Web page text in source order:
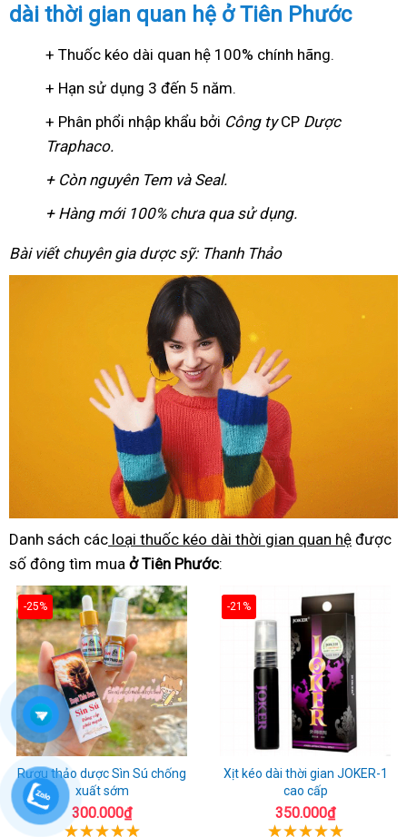
dài thời gian quan hệ ở Tiên Phước
+ Thuốc kéo dài quan hệ 100% chính hãng.
+ Hạn sử dụng 3 đến 5 năm.
+ Phân phổi nhập khẩu bởi Công tyCP Dược
Traphaco.
+ Còn nguyên Tem và Seal.
+ Hàng mới 100% chưa qua sử dụng.
Bài viết chuyên gia dược sỹ: Thanh Thảo
Danh sách các loại thuốc kéo dài thời gian quan hệ được
số đông tìm mua ở Tiên Phước:
-25%
Rượu thảo dược Sìn Sú chống
xuất sớm
300.000₫
-21%
Xịt kéo dài thời gian JOKER-1
cao cấp
350.000₫